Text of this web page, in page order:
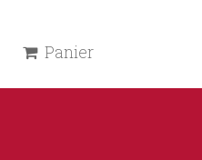
Panier